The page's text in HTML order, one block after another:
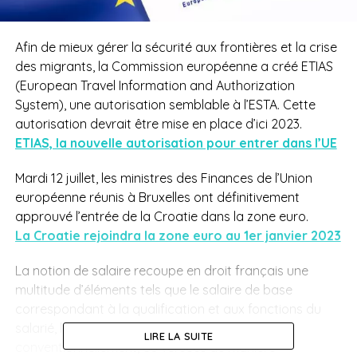
Afin de mieux gérer la sécurité aux frontières et la crise
des migrants, la Commission européenne a créé ETIAS
(European Travel Information and Authorization
System), une autorisation semblable à l’ESTA. Cette
autorisation devrait être mise en place d’ici 2023.
ETIAS, la nouvelle autorisation pour entrer dans l’UE
Mardi 12 juillet, les ministres des Finances de l’Union
européenne réunis à Bruxelles ont définitivement
approuvé l’entrée de la Croatie dans la zone euro.
La Croatie rejoindra la zone euro au 1er janvier 2023
La notion de salaire recoupe en droit français une
multitude d’éléments tels que le salaire de base
salarié, les primes (prévues contractuellement,
conventionnellement, ou versées de manière
LIRE LA SUITE